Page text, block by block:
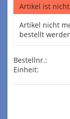
Artikel ist
Artikel nicht
bestellt
Bestellnr.:
Einheit: